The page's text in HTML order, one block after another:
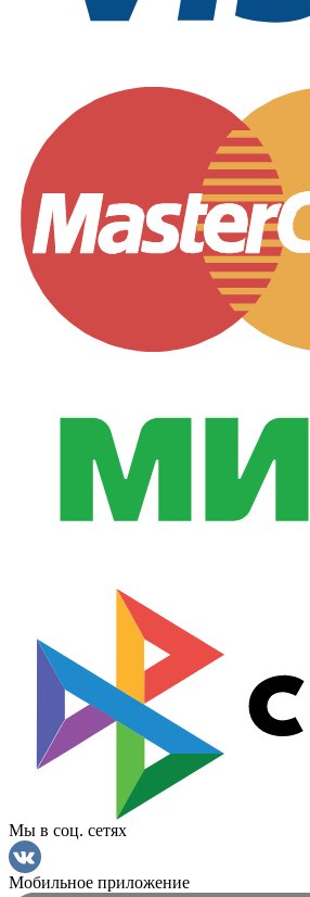
Мы в соц. сетях
Мобильное приложение